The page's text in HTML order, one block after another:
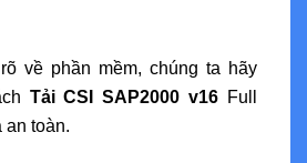
về phần mềm, chúng ta hãy
Tải CSI SAP2000 v16 Full
an toàn.